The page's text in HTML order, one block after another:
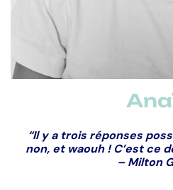
“Il y a trois réponses
non, et waouh ! C’est ce
– Milton